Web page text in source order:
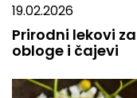
19.02.2026
Prirodni lekovi
obloge i čajevi